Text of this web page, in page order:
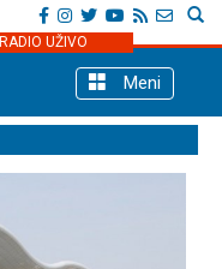
RADIO UŽIVO
Meni